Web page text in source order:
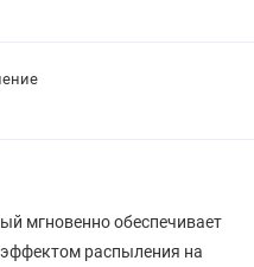
мгновенно обеспечивает
распыления на